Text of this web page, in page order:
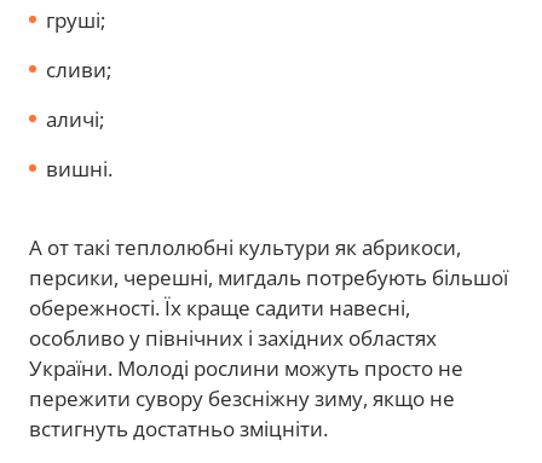
груші;
сливи;
аличі;
вишні.
А от такі теплолюбні культури як абрикоси,
персики, черешні, мигдаль потребують більшої
обережності. Їх краще садити навесні,
особливо у північних і західних областях
України. Молоді рослини можуть просто не
пережити сувору безсніжну зиму, якщо не
встигнуть достатньо зміцніти.